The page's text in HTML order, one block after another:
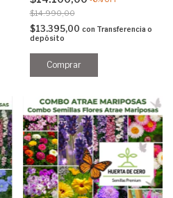
$14.990,00
$13.395,00 con Transferencia o
depósito